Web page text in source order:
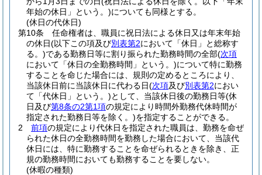
年始の休日」という。)についても同様とする。
(休日の代休日)
第10条
任命権者は、職員に祝日法による休日又は年末年始
の休日(以下この項及び別表第2において「休日」と総称す
る。)である勤務日等に割り振られた勤務時間の全部(次項
において「休日の全勤務時間」という。)について特に勤務
することを命じた場合には、規則の定めるところにより、
当該休日前に当該休日に代わる日(次項及び別表第2におい
て「代休日」という。)として、当該休日後の勤務日等(休
日及び第8条の2第1項の規定により時間外勤務代休時間が
指定された勤務日等を除く。)を指定することができる。
2
前項の規定により代休日を指定された職員は、勤務を命ぜ
られた休日の全勤務時間を勤務した場合において、当該代
休日には、特に勤務することを命ぜられるときを除き、正
規の勤務時間においても勤務することを要しない。
(休暇の種類)